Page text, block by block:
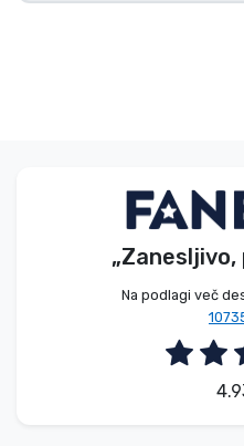
Na podlagi več
Vrste izdelkov
Blagovne znamke